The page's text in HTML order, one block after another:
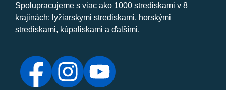
Spolupracujeme s viac ako 1000 strediskami v 8
krajinách: lyžiarskymi strediskami, horskými
strediskami, kúpaliskami a ďalšími.